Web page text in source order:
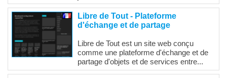
Libre de Tout - Plateforme
d'échange et de partage
Libre de Tout est un site web conçu
comme une plateforme d'échange et de
partage d'objets et de services entre...